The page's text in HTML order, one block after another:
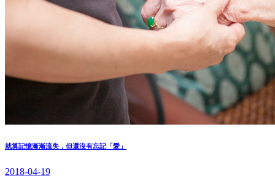
就算記憶漸漸流失，但還沒有忘記「愛」
2018-04-19